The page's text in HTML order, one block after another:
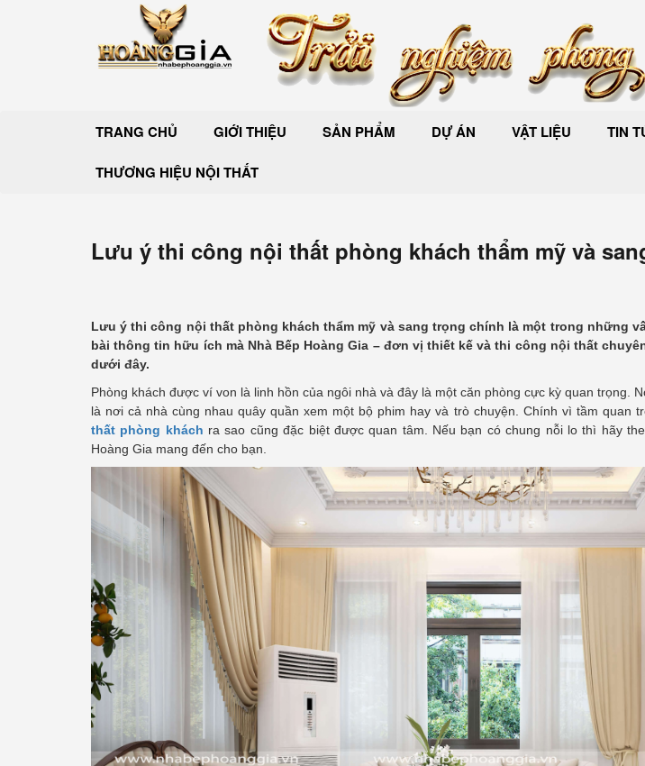
TRANG CHỦ GIỚI THIỆU SẢN PHẨM DỰ ÁN VẬT LIỆU TIN
THƯƠNG HIỆU NỘI THẤT
Lưu ý thi công nội thất phòng khách thẩm mỹ và
Lưu ý thi công nội thất phòng khách thẩm mỹ và sang trọng chính là một trong những
bài thông tin hữu ích mà Nhà Bếp Hoàng Gia – đơn vị thiết kế và thi công nội thất
dưới đây.
Phòng khách được ví von là linh hồn của ngôi nhà và đây là một căn phòng cực kỳ quan trọng.
là nơi cả nhà cùng nhau quây quần xem một bộ phim hay và trò chuyện. Chính vì tầm quan
thất phòng khách ra sao cũng đặc biệt được quan tâm. Nếu bạn có chung nỗi lo thì hãy
Hoàng Gia mang đến cho bạn.